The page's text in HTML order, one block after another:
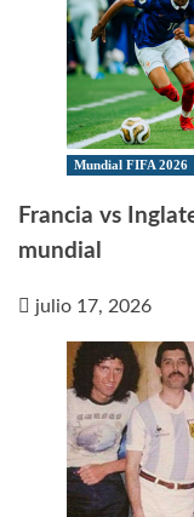
Mundial FIFA 2026
Francia vs
mundial
julio 17, 2026